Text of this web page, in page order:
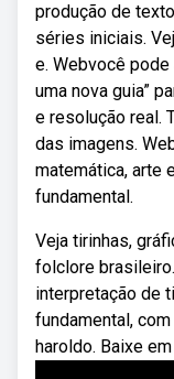
produção de
séries iniciais.
e. Webvocê pode
uma nova guia”
e resolução real.
das imagens.
matemática, arte
fundamental.
Veja tirinhas,
folclore
interpretação de
fundamental,
haroldo. Baixe